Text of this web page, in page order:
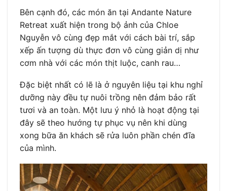
Bên cạnh đó, các món ăn tại Andante Nature
Retreat xuất hiện trong bộ ảnh của Chloe
Nguyễn vô cùng đẹp mắt với cách bài trí, sắp
xếp ấn tượng dù thực đơn vô cùng giản dị như
cơm nhà với các món thịt luộc, canh rau…
Đặc biệt nhất có lẽ là ở nguyên liệu tại khu nghỉ
dưỡng này đều tự nuôi trồng nên đảm bảo rất
tươi và an toàn. Một lưu ý nhỏ là hoạt động tại
đây sẽ theo hướng tự phục vụ nên khi dùng
xong bữa ăn khách sẽ rửa luôn phần chén đĩa
của mình.